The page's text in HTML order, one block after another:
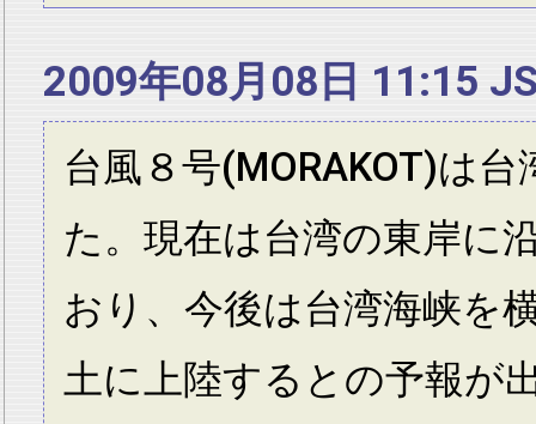
2009年08月08日 11:15
台風８号(MORAKOT)は
た。現在は台湾の東岸に
おり、今後は台湾海峡を
土に上陸するとの予報が